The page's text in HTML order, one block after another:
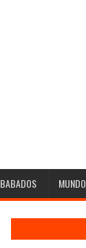
BABADOS MUNDO